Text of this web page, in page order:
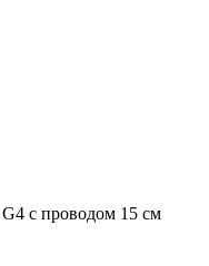
с проводом 15 см